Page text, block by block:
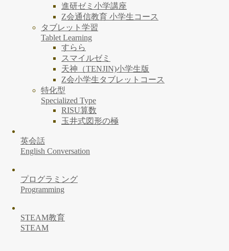
進研ゼミ小学講座
Z会通信教育 小学生コース
タブレット学習
Tablet Learning
すらら
スマイルゼミ
天神（TENJIN)小学生版
Z会小学生タブレットコース
特化型
Specialized Type
RISU算数
玉井式図形の極
英会話
English Conversation
プログラミング
Programming
STEAM教育
STEAM